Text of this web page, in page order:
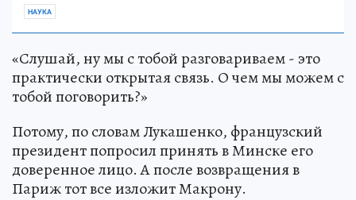
НАУКА
«Слушай, ну мы с тобой разговариваем - это
практически открытая связь. О чем мы можем с
тобой поговорить?»
Потому, по словам Лукашенко, французский
президент попросил принять в Минске его
доверенное лицо. А после возвращения в
Париж тот все изложит Макрону.